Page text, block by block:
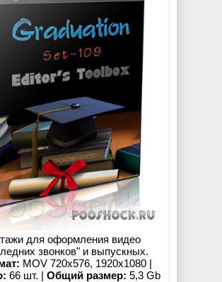
для оформления видео
звонков" и выпускных.
MOV 720x576, 1920x1080 |
66 шт. | Общий размер: 5,3 Gb